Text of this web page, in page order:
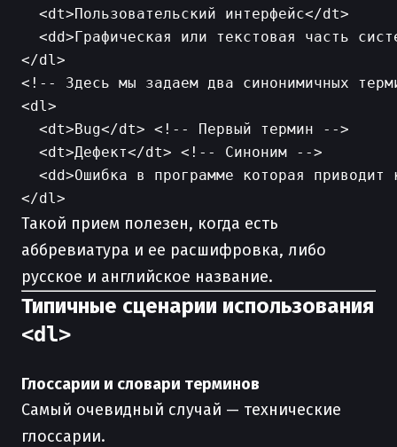
  <dt>Пользовательский интерфейс</dt>
<dd>Графическая или текстовая часть
<!-- Здесь мы задаем два синонимичных
<dl>
  <dt>Bug</dt> <!-- Первый термин -->
  <dt>Дефект</dt> <!-- Синоним -->
<dd>Ошибка в программе которая приводит
Такой прием полезен, когда есть
аббревиатура и ее расшифровка, либо
русское и английское название.
Типичные сценарии использования
<dl>
Глоссарии и словари терминов
Самый очевидный случай — технические
глоссарии.